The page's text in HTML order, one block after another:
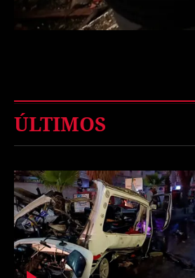
ÚLTIMOS